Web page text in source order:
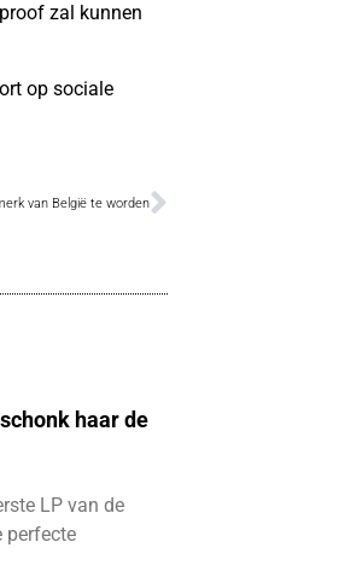
zal kunnen
op sociale
van België te worden
haar de
LP van de
perfecte